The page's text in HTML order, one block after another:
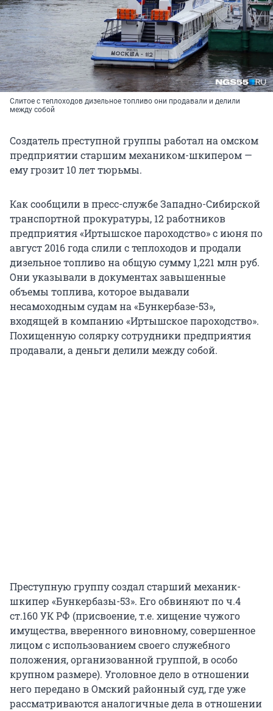
Слитое с теплоходов дизельное топливо они продавали и делили
между собой
Создатель преступной группы работал на омском
предприятии старшим механиком-шкипером —
ему грозит 10 лет тюрьмы.
Как сообщили в пресс-службе Западно-Сибирской
транспортной прокуратуры, 12 работников
предприятия «Иртышское пароходство» с июня по
август 2016 года слили с теплоходов и продали
дизельное топливо на общую сумму 1,221 млн руб.
Они указывали в документах завышенные
объемы топлива, которое выдавали
несамоходным судам на «Бункербазе-53»,
входящей в компанию «Иртышское пароходство».
Похищенную солярку сотрудники предприятия
продавали, а деньги делили между собой.
Преступную группу создал старший механик-
шкипер «Бункербазы-53». Его обвиняют по ч.4
ст.160 УК РФ (присвоение, т.е. хищение чужого
имущества, вверенного виновному, совершенное
лицом с использованием своего служебного
положения, организованной группой, в особо
крупном размере). Уголовное дело в отношении
него передано в Омский районный суд, где уже
рассматриваются аналогичные дела в отношении